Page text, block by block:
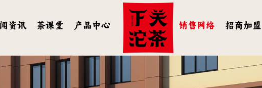
资讯 茶课堂 产品中心 销售网络 招商加盟